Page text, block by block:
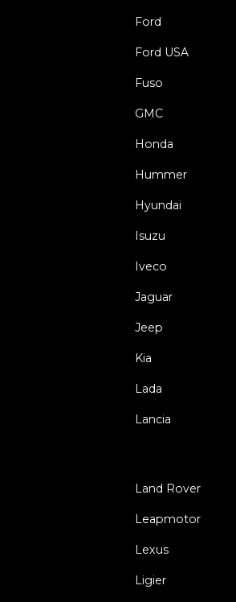
Ford
Ford USA
Fuso
GMC
Honda
Hummer
Hyundai
Isuzu
Iveco
Jaguar
Jeep
Kia
Lada
Lancia
Land Rover
Leapmotor
Lexus
Ligier